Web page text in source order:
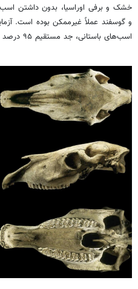
خشک و برفی اوراسیا، بدون داشتن
و گوسفند عملاً غیرممکن بوده است.
اسب‌های باستانی، جد مستقیم ۹۵ درصد از اسب‌های اهلی امروزی هستند.